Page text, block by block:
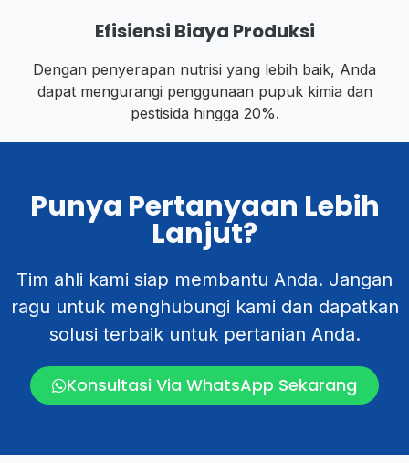
Efisiensi Biaya Produksi
Dengan penyerapan nutrisi yang lebih baik, Anda
dapat mengurangi penggunaan pupuk kimia dan
pestisida hingga 20%.
Punya Pertanyaan Lebih
Lanjut?
Tim ahli kami siap membantu Anda. Jangan
ragu untuk menghubungi kami dan dapatkan
solusi terbaik untuk pertanian Anda.
Konsultasi Via WhatsApp Sekarang